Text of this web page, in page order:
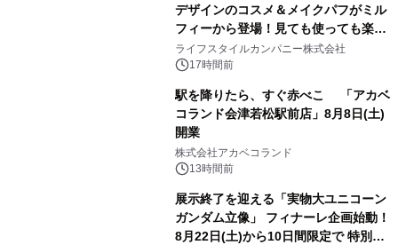
デザインのコスメ＆メイクパフがミル
フィーから登場！見ても使っても楽し
い、ポップでキュートなコレクショ
ン。
ライフスタイルカンパニー株式会社
17時間前
駅を降りたら、すぐ赤べこ 「アカベ
コランド会津若松駅前店」8月8日(土)
開業
株式会社アカベコランド
13時間前
展示終了を迎える「実物大ユニコーン
ガンダム立像」 フィナーレ企画始動！
8月22日(土)から10日間限定で 特別映